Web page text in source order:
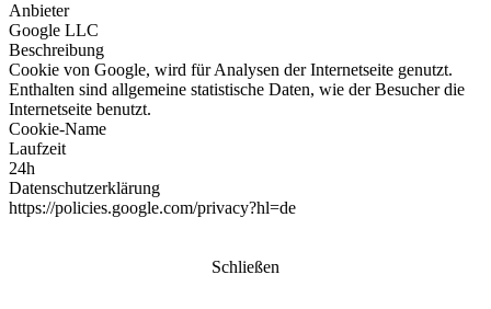
Anbieter
Google LLC
Beschreibung
Cookie von Google, wird für Analysen der Internetseite genutzt.
Enthalten sind allgemeine statistische Daten, wie der Besucher die
Internetseite benutzt.
Cookie-Name
Laufzeit
24h
Datenschutzerklärung
https://policies.google.com/privacy?hl=de
Schließen